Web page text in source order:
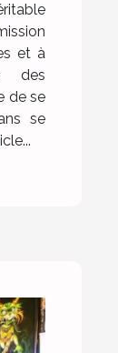
et à
des
de se
se